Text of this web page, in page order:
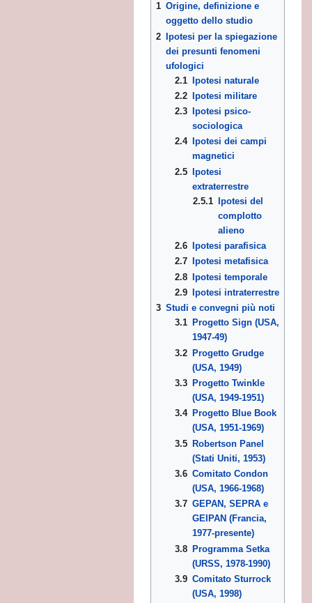
1 Origine, definizione e
oggetto dello studio
2 Ipotesi per la spiegazione
dei presunti fenomeni
ufologici
2.1 Ipotesi naturale
2.2
Ipotesi militare
2.3
Ipotesi psico-
sociologica
2.4
Ipotesi dei campi
magnetici
2.5
Ipotesi
extraterrestre
2.5.1
Ipotesi del
complotto
alieno
2.6
Ipotesi parafisica
2.7
Ipotesi metafisica
2.8
Ipotesi temporale
2.9
Ipotesi intraterrestre
3 Studi e convegni più noti
3.1
Progetto Sign (USA,
1947-49)
3.2
Progetto Grudge
(USA, 1949)
3.3
Progetto Twinkle
(USA, 1949-1951)
3.4
Progetto Blue Book
(USA, 1951-1969)
3.5
Robertson Panel
(Stati Uniti, 1953)
3.6 Comitato Condon
(USA, 1966-1968)
3.7 GEPAN, SEPRA e
GEIPAN (Francia,
1977-presente)
3.8
Programma Setka
(URSS, 1978-1990)
3.9 Comitato Sturrock
(USA, 1998)